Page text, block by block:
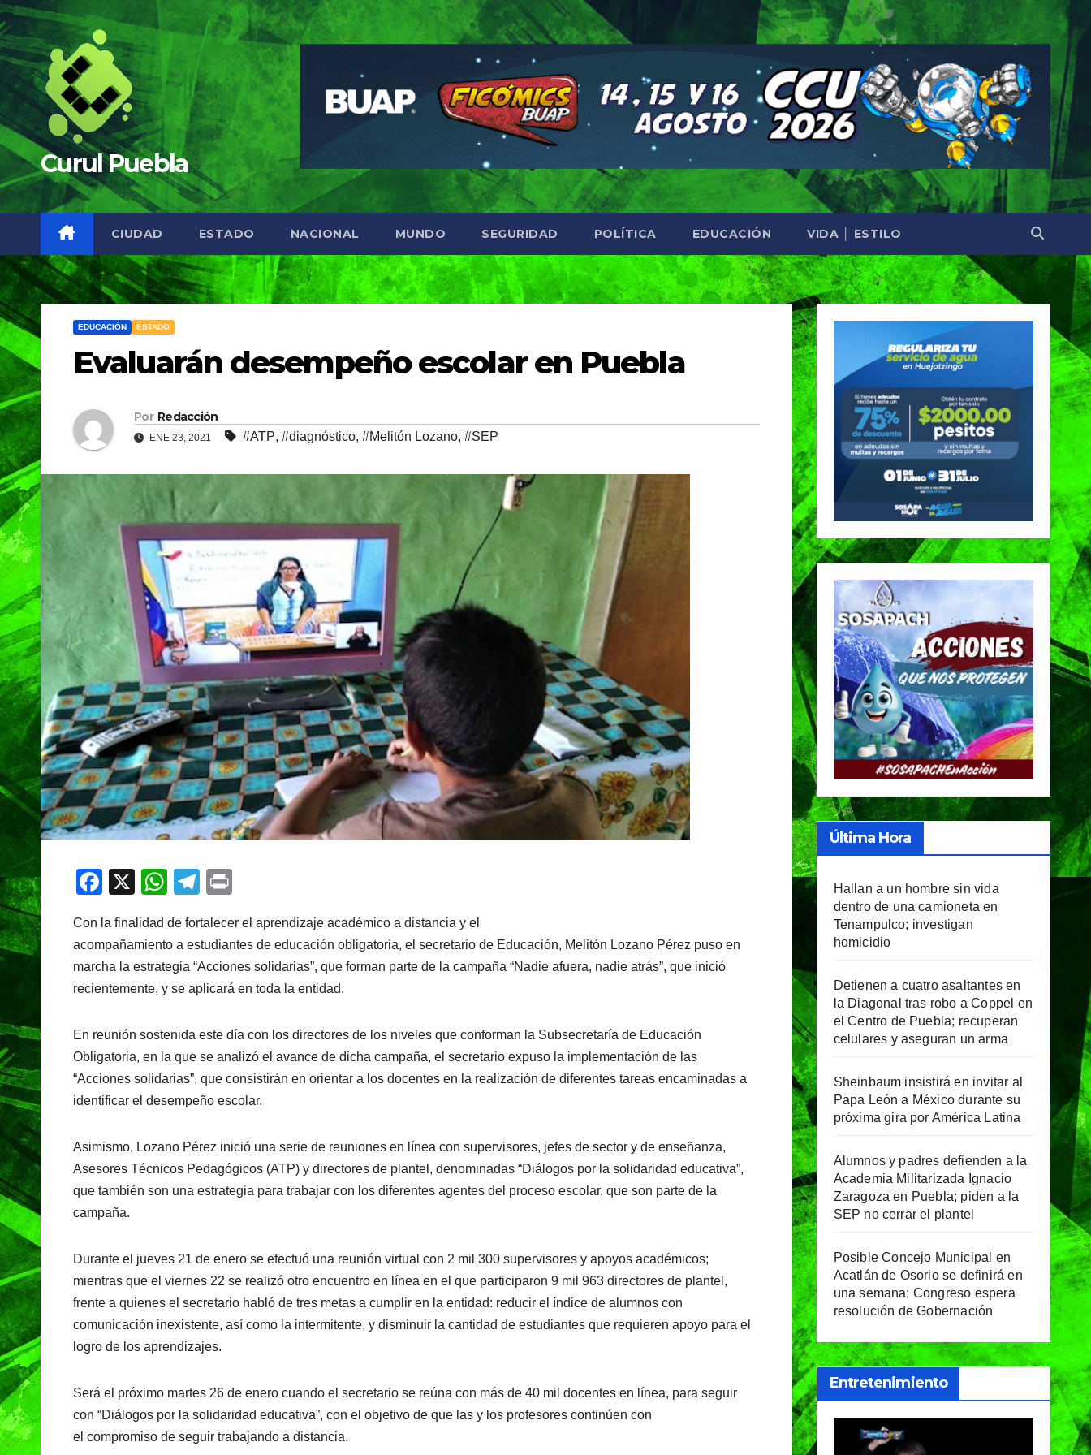
Saltar
al
contenido
Curul Puebla
CIUDAD ESTADO NACIONAL MUNDO SEGURIDAD POLÍTICA EDUCACIÓN VIDA │ ESTILO
EDUCACIÓN ESTADO
Evaluarán desempeño escolar en Puebla
Por Redacción
ENE 23, 2021 #ATP, #diagnóstico, #Melitón Lozano, #SEP
F
c
e
b
o
k
X
W
at
s
A
p
T
e
gr
a
t
Con la finalidad de fortalecer el aprendizaje académico a distancia y el
acompañamiento a estudiantes de educación obligatoria, el secretario de Educación, Melitón Lozano Pérez puso en
marcha la estrategia “Acciones solidarias”, que forman parte de la campaña “Nadie afuera, nadie atrás”, que inició
recientemente, y se aplicará en toda la entidad.
En reunión sostenida este día con los directores de los niveles que conforman la Subsecretaría de Educación
Obligatoria, en la que se analizó el avance de dicha campaña, el secretario expuso la implementación de las
“Acciones solidarias”, que consistirán en orientar a los docentes en la realización de diferentes tareas encaminadas a
identificar el desempeño escolar.
Asimismo, Lozano Pérez inició una serie de reuniones en línea con supervisores, jefes de sector y de enseñanza,
Asesores Técnicos Pedagógicos (ATP) y directores de plantel, denominadas “Diálogos por la solidaridad educativa”,
que también son una estrategia para trabajar con los diferentes agentes del proceso escolar, que son parte de la
campaña.
Durante el jueves 21 de enero se efectuó una reunión virtual con 2 mil 300 supervisores y apoyos académicos;
mientras que el viernes 22 se realizó otro encuentro en línea en el que participaron 9 mil 963 directores de plantel,
frente a quienes el secretario habló de tres metas a cumplir en la entidad: reducir el índice de alumnos con
comunicación inexistente, así como la intermitente, y disminuir la cantidad de estudiantes que requieren apoyo para el
logro de los aprendizajes.
Será el próximo martes 26 de enero cuando el secretario se reúna con más de 40 mil docentes en línea, para seguir
con “Diálogos por la solidaridad educativa”, con el objetivo de que las y los profesores continúen con
el compromiso de seguir trabajando a distancia.
Última Hora
Hallan a un hombre sin vida
dentro de una camioneta en
Tenampulco; investigan
homicidio
Detienen a cuatro asaltantes en
la Diagonal tras robo a Coppel en
el Centro de Puebla; recuperan
celulares y aseguran un arma
Sheinbaum insistirá en invitar al
Papa León a México durante su
próxima gira por América Latina
Alumnos y padres defienden a la
Academia Militarizada Ignacio
Zaragoza en Puebla; piden a la
SEP no cerrar el plantel
Posible Concejo Municipal en
Acatlán de Osorio se definirá en
una semana; Congreso espera
resolución de Gobernación
Entretenimiento